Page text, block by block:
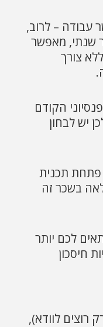
עבודה – לרוב,
בשכר שנתי, מאפשר
צורך
הקודם
יש לבחון
פתחת תכנית
בשכר זה
לכם יותר
חיסכון
רוצים לוודא),